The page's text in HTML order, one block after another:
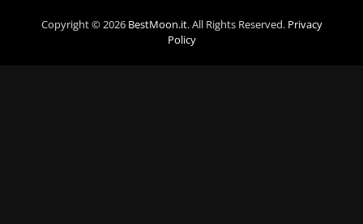
Copyright © 2026 BestMoon.it. All Rights Reserved. Privacy
Policy